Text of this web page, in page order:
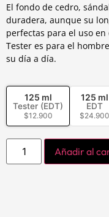
El fondo de cedro,
duradera, aunque su
perfectas para el uso
Tester es para el
su día a día.
125 ml
Tester (EDT)
$12.900
125 ml
EDT
$24.900
Añadir al